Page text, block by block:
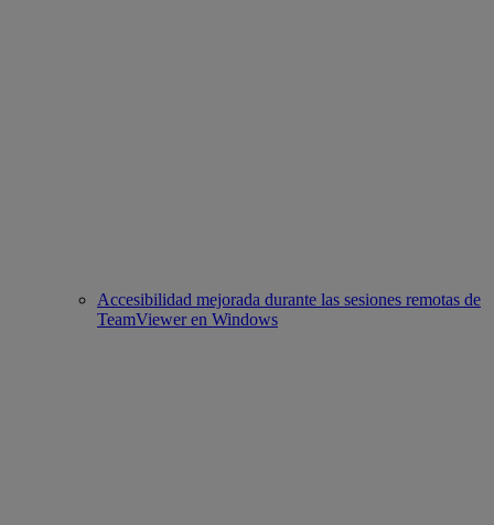
Accesibilidad mejorada durante las sesiones remotas de
TeamViewer en Windows